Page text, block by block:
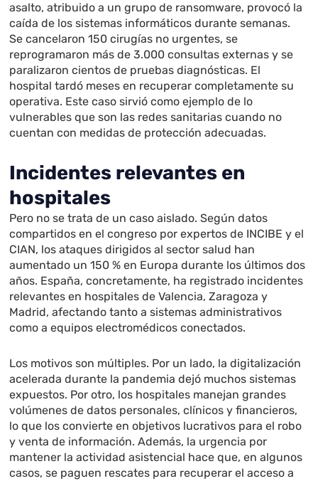
asalto, atribuido a un grupo de ransomware, provocó la
caída de los sistemas informáticos durante semanas.
Se cancelaron 150 cirugías no urgentes, se
reprogramaron más de 3.000 consultas externas y se
paralizaron cientos de pruebas diagnósticas. El
hospital tardó meses en recuperar completamente su
operativa. Este caso sirvió como ejemplo de lo
vulnerables que son las redes sanitarias cuando no
cuentan con medidas de protección adecuadas.
Incidentes relevantes en
hospitales
Pero no se trata de un caso aislado. Según datos
compartidos en el congreso por expertos de INCIBE y el
CIAN, los ataques dirigidos al sector salud han
aumentado un 150 % en Europa durante los últimos dos
años. España, concretamente, ha registrado incidentes
relevantes en hospitales de Valencia, Zaragoza y
Madrid, afectando tanto a sistemas administrativos
como a equipos electromédicos conectados.
Los motivos son múltiples. Por un lado, la digitalización
acelerada durante la pandemia dejó muchos sistemas
expuestos. Por otro, los hospitales manejan grandes
volúmenes de datos personales, clínicos y financieros,
lo que los convierte en objetivos lucrativos para el robo
y venta de información. Además, la urgencia por
mantener la actividad asistencial hace que, en algunos
casos, se paguen rescates para recuperar el acceso a